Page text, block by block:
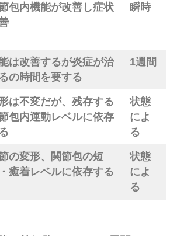
包内機能が改善し症状
瞬時
は改善するが炎症が治
の時間を要する
1週間
は不変だが、残存する
包内運動レベルに依存
状態
によ
る
の変形、関節包の短
癒着レベルに依存する
状態
によ
る